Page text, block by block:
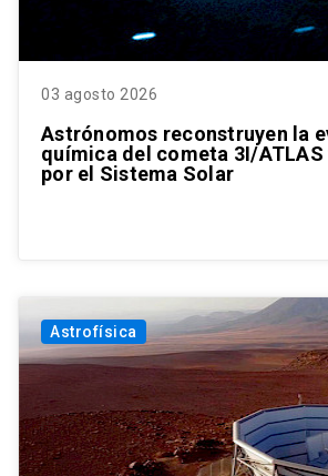
03 agosto 2026
Astrónomos reconstruyen la
química del cometa 3I/ATLAS
por el Sistema Solar
Astrofísica